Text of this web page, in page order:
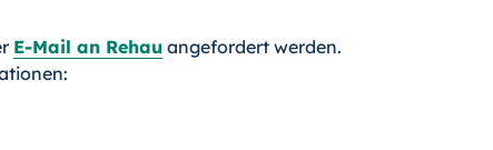
E-Mail an Rehau angefordert werden.